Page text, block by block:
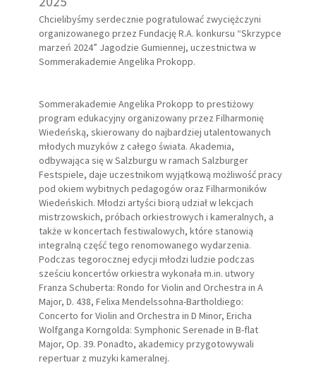
Chcielibyśmy serdecznie pogratulować zwyciężczyni
organizowanego przez Fundację R.A. konkursu “Skrzypce
marzeń 2024” Jagodzie Gumiennej, uczestnictwa w
Sommerakademie Angelika Prokopp.
Sommerakademie Angelika Prokopp to prestiżowy
program edukacyjny organizowany przez Filharmonię
Wiedeńską, skierowany do najbardziej utalentowanych
młodych muzyków z całego świata. Akademia,
odbywająca się w Salzburgu w ramach Salzburger
Festspiele, daje uczestnikom wyjątkową możliwość pracy
pod okiem wybitnych pedagogów oraz Filharmoników
Wiedeńskich. Młodzi artyści biorą udział w lekcjach
mistrzowskich, próbach orkiestrowych i kameralnych, a
także w koncertach festiwalowych, które stanowią
integralną część tego renomowanego wydarzenia.
Podczas tegorocznej edycji młodzi ludzie podczas
sześciu koncertów orkiestra wykonała m.in. utwory
Franza Schuberta: Rondo for Violin and Orchestra in A
Major, D. 438, Felixa Mendelssohna-Bartholdiego:
Concerto for Violin and Orchestra in D Minor, Ericha
Wolfganga Korngolda: Symphonic Serenade in B-flat
Major, Op. 39. Ponadto, akademicy przygotowywali
repertuar z muzyki kameralnej.